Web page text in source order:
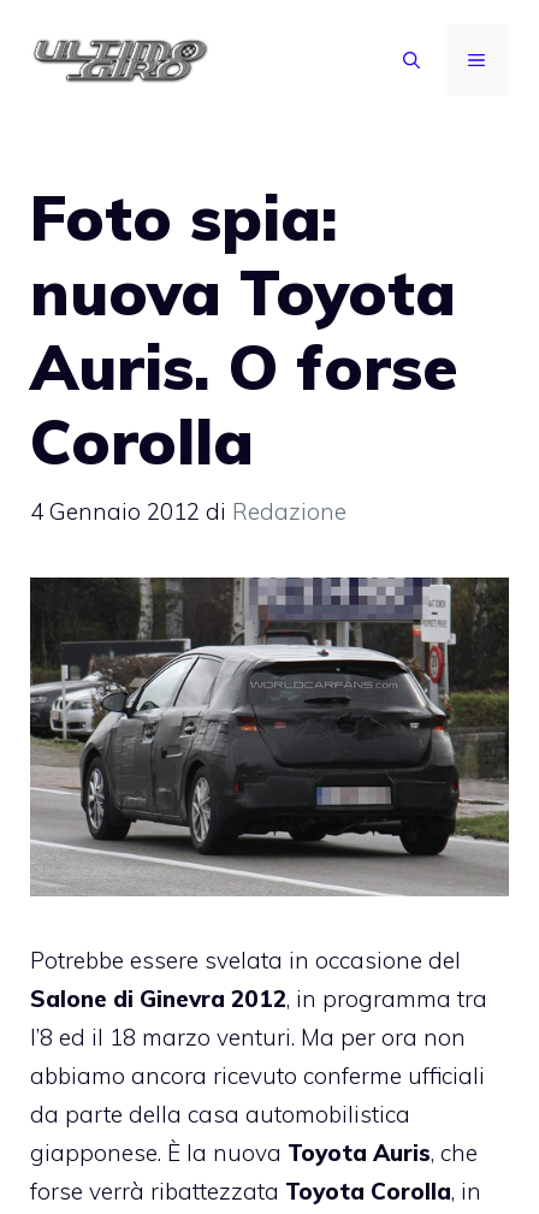
MENU
Foto spia:
nuova Toyota
Auris. O forse
Corolla
4 Gennaio 2012 di Redazione
Potrebbe essere svelata in occasione del
Salone di Ginevra 2012, in programma tra
l’8 ed il 18 marzo venturi. Ma per ora non
abbiamo ancora ricevuto conferme ufficiali
da parte della casa automobilistica
giapponese. È la nuova Toyota Auris, che
forse verrà ribattezzata Toyota Corolla, in